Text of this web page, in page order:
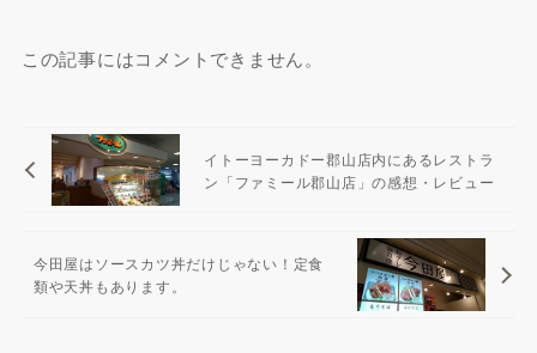
この記事にはコメントできません。
イトーヨーカドー郡山店内にあるレストラ
ン「ファミール郡山店」の感想・レビュー
今田屋はソースカツ丼だけじゃない！定食
類や天丼もあります。